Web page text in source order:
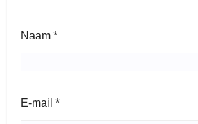
Naam *
E-mail *